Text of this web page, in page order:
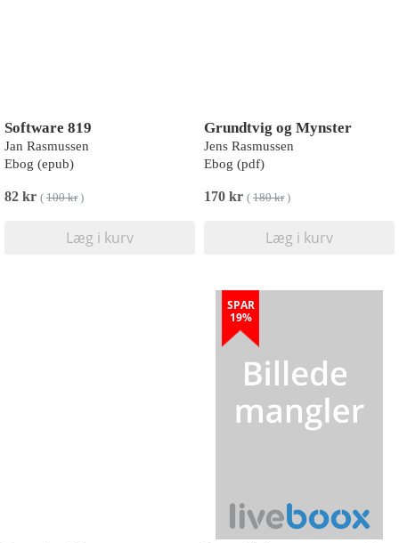
Software 819
Jan Rasmussen
Ebog (epub)
82 kr ( 100 kr)
Læg i kurv
Grundtvig og Mynster
Jens Rasmussen
Ebog (pdf)
170 kr ( 180 kr)
Læg i kurv
SPAR
19%